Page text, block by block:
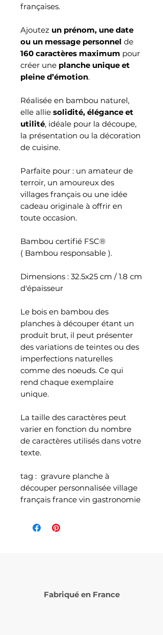
françaises.
Ajoutez un prénom, une date
ou un message personnel de
160 caractères maximum pour
créer une planche unique et
pleine d’émotion.
Réalisée en bambou naturel,
elle allie solidité, élégance et
utilité, idéale pour la découpe,
la présentation ou la décoration
de cuisine.
Parfaite pour : un amateur de
terroir, un amoureux des
villages français ou une idée
cadeau originale à offrir en
toute occasion.
Bambou certifié FSC®
( Bambou responsable ).
Dimensions : 32.5x25 cm / 1.8 cm
d'épaisseur
Le bois en bambou des
planches à découper étant un
produit brut, il peut présenter
des variations de teintes ou des
imperfections naturelles
comme des noeuds. Ce qui
rend chaque exemplaire
unique.
La taille des caractères peut
varier en fonction du nombre
de caractères utilisés dans votre
texte.
tag : gravure planche à
découper personnalisée village
français france vin gastronomie
Fabriqué en France